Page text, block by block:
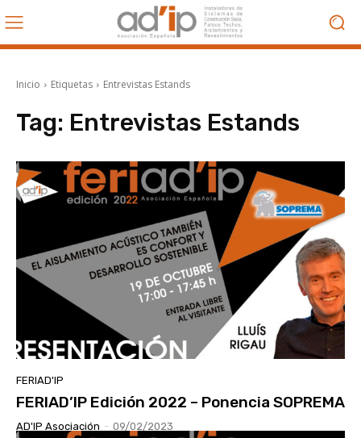
Inicio Etiquetas Entrevistas Estands
Tag: Entrevistas Estands
FERIAD'IP
FERIAD’IP Edición 2022 – Ponencia SOPREMA
AD'IP Asociación - 09/02/2023